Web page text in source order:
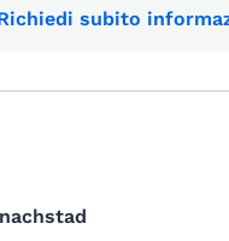
subito